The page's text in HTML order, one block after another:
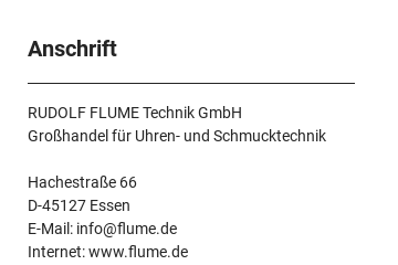
Anschrift
RUDOLF FLUME Technik GmbH
Großhandel für Uhren- und Schmucktechnik
Hachestraße 66
D-45127 Essen
E-Mail: info@flume.de
Internet: www.flume.de